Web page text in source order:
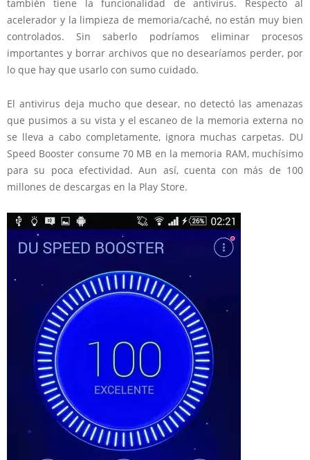
también tiene la funcionalidad de antivirus. Respecto al
acelerador y la limpieza de memoria/caché, no están muy bien
controlados. Sin saberlo podríamos eliminar procesos
importantes y borrar archivos que no desearíamos perder, por
lo que hay que usarlo con sumo cuidado.
El antivirus deja mucho que desear, no detectó las amenazas
que pusimos a su vista y el escaneo de la memoria externa no
se lleva a cabo completamente, ignora muchas carpetas. DU
Speed Booster consume 70 MB en la memoria RAM, muchísimo
para su poca efectividad. Aun así, cuenta con más de 100
millones de descargas en la Play Store.